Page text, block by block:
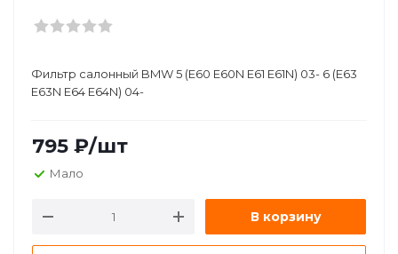
Фильтр салонный BMW 5 (E60 E60N E61 E61N) 03- 6 (E63
E63N E64 E64N) 04-
795 ₽/шт
Мало
В корзину